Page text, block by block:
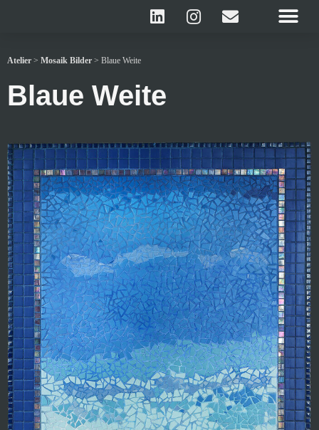
Atelier > Mosaik Bilder > Blaue Weite
Blaue Weite